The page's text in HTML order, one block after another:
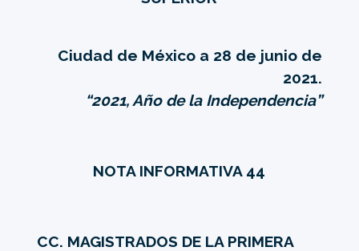
Ciudad de México a 28 de junio de
2021.
“2021, Año de la Independencia”
NOTA INFORMATIVA 44
CC. MAGISTRADOS DE LA PRIMERA